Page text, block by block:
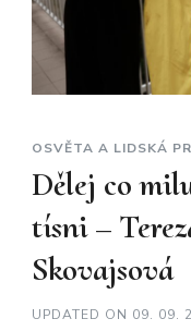
OSVĚTA A LIDSKÁ
Dělej co
tísni –
Skovajsová
UPDATED ON 09. 09.